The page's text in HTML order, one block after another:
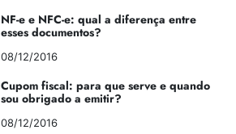
NF-e e NFC-e: qual a diferença entre
esses documentos?
08/12/2016
Cupom fiscal: para que serve e quando
sou obrigado a emitir?
08/12/2016